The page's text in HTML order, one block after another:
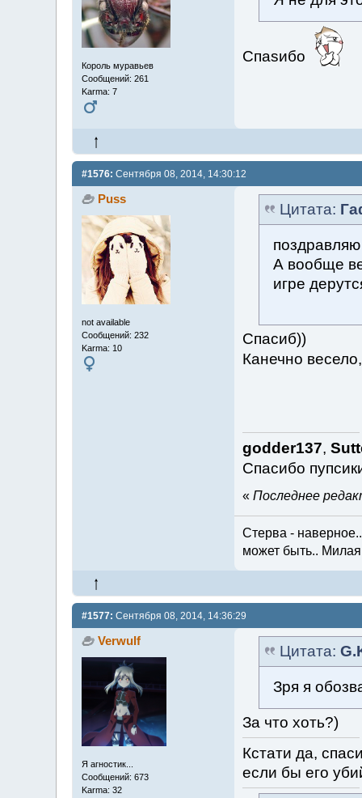
Король муравьев
Сообщений: 261
Karma: 7
Спаsибо
#1576: Сентября 08, 2014, 14:30:12
Puss
not available
Сообщений: 232
Karma: 10
Цитата:
А вообще
игре
Спасиб))
Канечно
godder137,
Спасибо
« Последнее
Стерва -
может быть..
#1577: Сентября 08, 2014, 14:36:29
Verwulf
Я агностик...
Сообщений: 673
Karma: 32
Цитата:
Зря я
За что хоть?)
Кстати да,
если бы его